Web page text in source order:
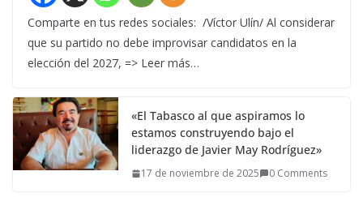
Comparte en tus redes sociales: /Víctor Ulín/ Al considerar
que su partido no debe improvisar candidatos en la
elección del 2027, => Leer más…
«El Tabasco al que aspiramos lo
estamos construyendo bajo el
liderazgo de Javier May Rodríguez»
17 de noviembre de 2025 0 Comments